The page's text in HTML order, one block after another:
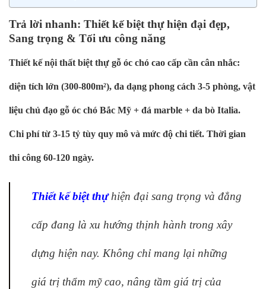
Trả lời nhanh: Thiết kế biệt thự hiện đại đẹp,
Sang trọng & Tối ưu công năng
Thiết kế nội thất biệt thự gỗ óc chó cao cấp cần cân nhắc:
diện tích lớn (300-800m²), đa dạng phong cách 3-5 phòng, vật
liệu chủ đạo gỗ óc chó Bắc Mỹ + đá marble + da bò Italia.
Chi phí từ 3-15 tỷ tùy quy mô và mức độ chi tiết. Thời gian
thi công 60-120 ngày.
Thiết kế biệt thựhiện đại sang trọng và đẳng
cấp đang là xu hướng thịnh hành trong xây
dựng hiện nay. Không chỉ mang lại những
giá trị thẩm mỹ cao, nâng tầm giá trị của